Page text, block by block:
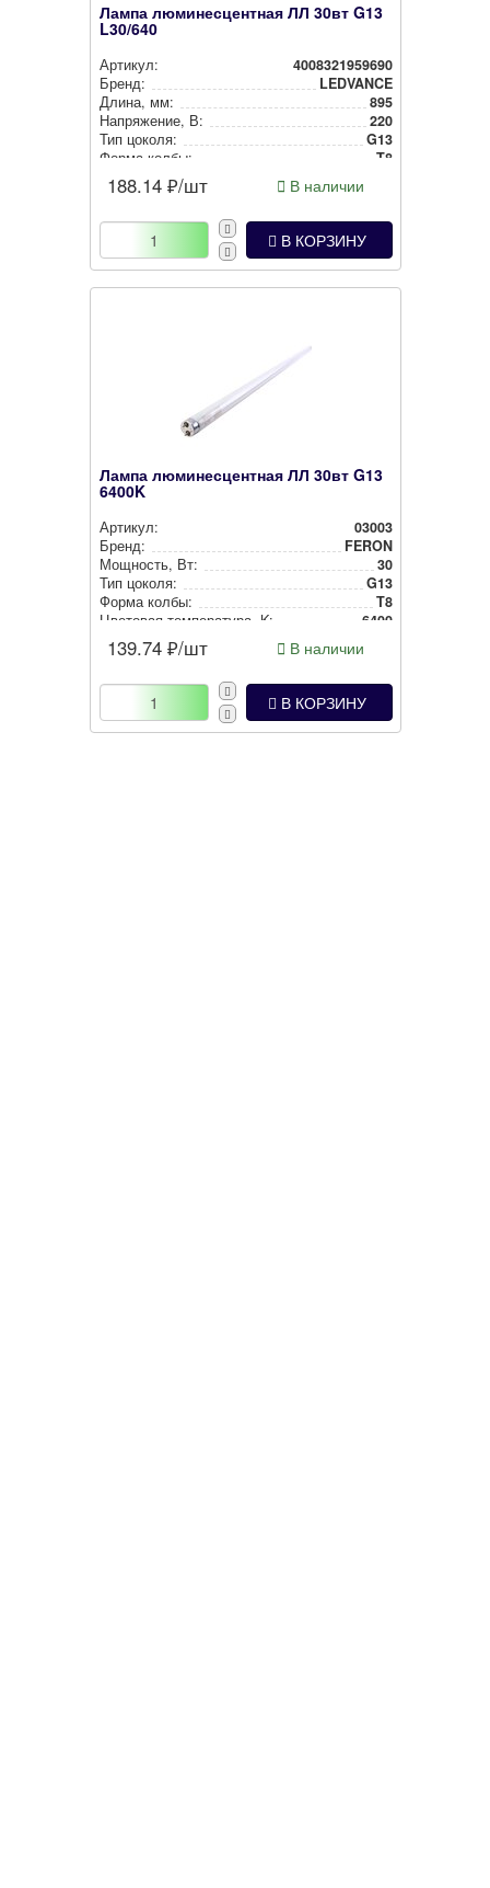
Лампа люминесцентная ЛЛ 30вт G13
L30/640
Артикул:
4008321959690
Бренд:
LEDVANCE
Длина, мм:
895
Нап­ря­же­ние, В:
220
Тип цоколя:
G13
Форма колбы:
T8
188.14 ₽/шт В наличии
В КОРЗИНУ
Лампа люминесцентная ЛЛ 30вт G13
6400K
Артикул:
03003
Бренд:
FERON
Мощность, Вт:
30
Тип цоколя:
G13
Форма колбы:
T8
Цветовая тем­пе­ра­ту­ра, K:
6400
139.74 ₽/шт В наличии
В КОРЗИНУ